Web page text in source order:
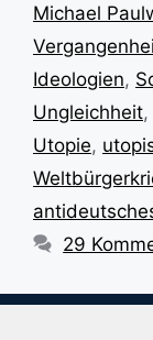
Michael
Ideologien,
Ungleichheit,
Utopie,
29